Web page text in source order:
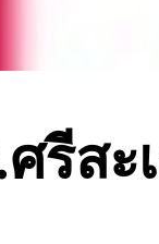
รีส